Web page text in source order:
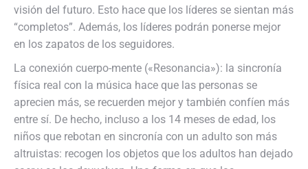
visión del futuro. Esto hace que los líderes se sientan más
“completos”. Además, los líderes podrán ponerse mejor
en los zapatos de los seguidores.
La conexión cuerpo-mente («Resonancia»): la sincronía
física real con la música hace que las personas se
aprecien más, se recuerden mejor y también confíen más
entre sí. De hecho, incluso a los 14 meses de edad, los
niños que rebotan en sincronía con un adulto son más
altruistas: recogen los objetos que los adultos han dejado